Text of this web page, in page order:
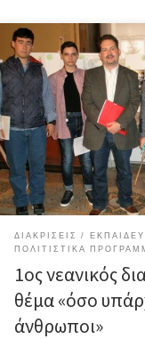
Στις 21 Απριλίου το πρωί
Νομισματικό Μουσείο
των εργασιών και η
των μαθητών και
Δ/νσης Α’ Αθήνας που πήραν
διαγωνισμό με θέμα: «όσο
διαγωνισμός
ΔΙΑΚΡΊΣΕΙΣ
ΠΟΛΙΤΙΣΤΙΚΆ
1ος νεανικός
θέμα «όσο
άνθρωποι»